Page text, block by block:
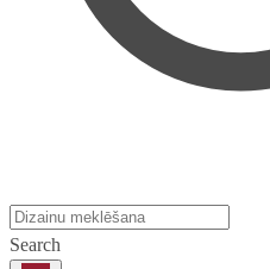
Search